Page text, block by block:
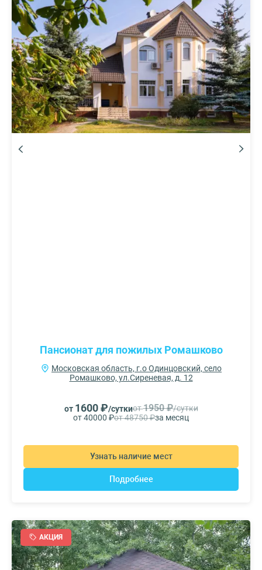
Пансионат для пожилых Ромашково
Московская область, г.о Одинцовский, село
Ромашково, ул.Сиреневая, д. 12
от 1600 ₽/суткиот1950 ₽/сутки
от 40000 ₽от 48750 ₽за месяц
Узнать наличие мест
Подробнее
АКЦИЯ